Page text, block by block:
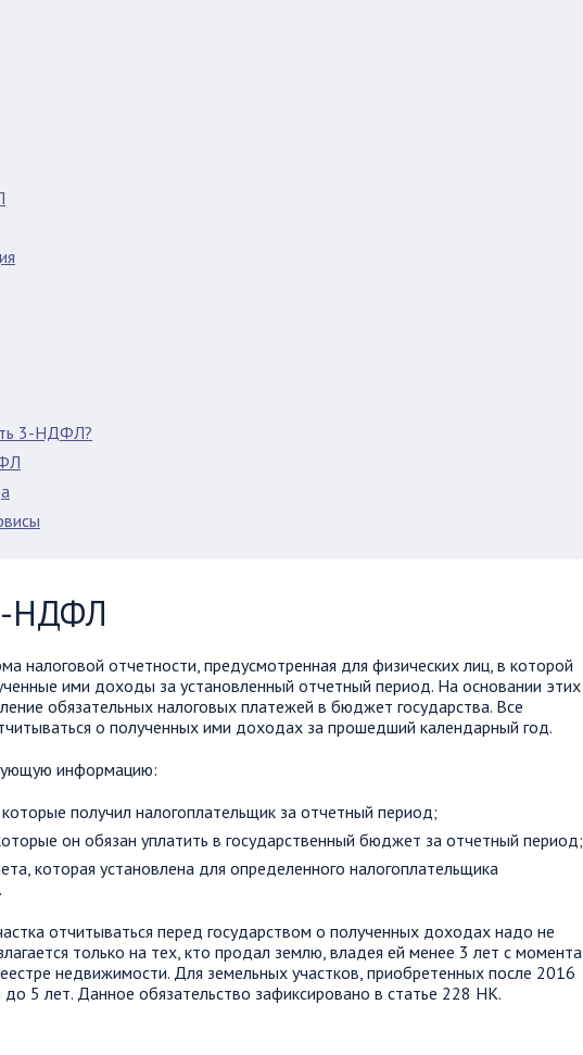
3-НДФЛ?
НДФЛ
налоговой отчетности, предусмотренная для физических лиц, в которой
ими доходы за установленный отчетный период. На основании этих
обязательных налоговых платежей в бюджет государства. Все
о полученных ими доходах за прошедший календарный год.
информацию:
получил налогоплательщик за отчетный период;
он обязан уплатить в государственный бюджет за отчетный период;
которая установлена для определенного налогоплательщика
отчитываться перед государством о полученных доходах надо не
только на тех, кто продал землю, владея ей менее 3 лет с момента
недвижимости. Для земельных участков, приобретенных после 2016
5 лет. Данное обязательство зафиксировано в статье 228 НК.